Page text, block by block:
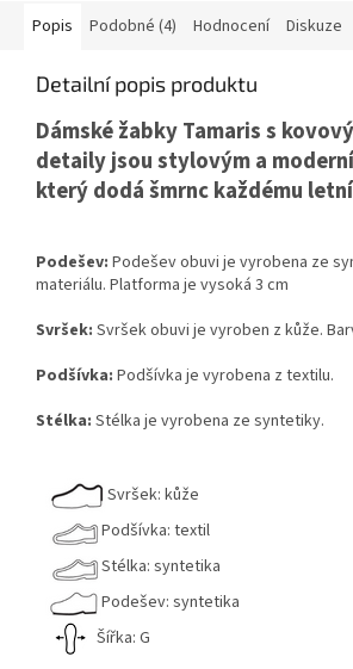
Popis Podobné (4) Hodnocení Diskuze
Detailní popis produktu
Dámské žabky Tamariss
detailyjsou stylovým a
který dodá šmrnc každému
Podešev: Podešev obuvi je vyrobena ze
materiálu. Platforma je vysoká 3 cm
Svršek: Svršek obuvi je vyroben z kůže.
Podšívka: Podšívka je vyrobena z textilu.
Stélka: Stélka je vyrobena ze syntetiky.
Svršek: kůže
Podšívka: textil
Stélka: syntetika
Podešev: syntetika
Šířka: G